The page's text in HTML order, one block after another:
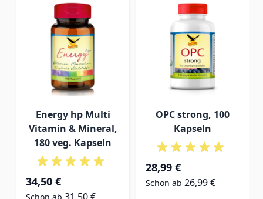
Tagesverzehr (1
Kapsel)
%NRV*
Vitamin C als
Calciumascorbat
681
Vitamin C als
Ascorbylpalmitat
54
Hagebutte 50mg **
Acerolaextrakt 12,5mg 16
Prozentsatz der Nährstoffbezugswerte (Nutrient Reference
Values) nach Verordnung (EU) Nr. 1169/2011 ** Keine
Energy hp Multi
Vitamin & Mineral,
180 veg. Kapseln
34,50 €
Schon ab
OPC strong, 100
Kapseln
28,99 €
Schon ab 26,99 €